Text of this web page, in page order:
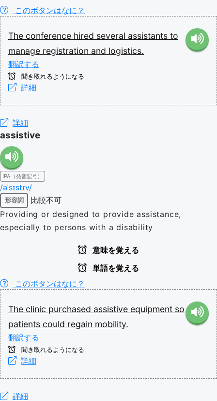
このボタンはなに？
The conference hired several assistants to
manage registration and logistics.
翻訳する
聞き取れるようになる
詳細
詳細
assistive
IPA（発音記号）
/əˈsɪstɪv/
形容詞
比較不可
Providing or designed to provide assistance,
especially to persons with a disability
意味を覚える
単語を覚える
このボタンはなに？
The clinic purchased assistive equipment so
patients could regain mobility.
翻訳する
聞き取れるようになる
詳細
詳細